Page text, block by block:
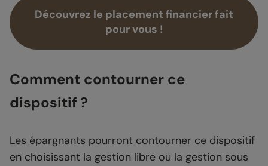
Découvrez le placement financier fait
pour vous !
Comment contourner ce
dispositif ?
Les épargnants pourront contourner ce dispositif
en choisissant la gestion libre ou la gestion sous